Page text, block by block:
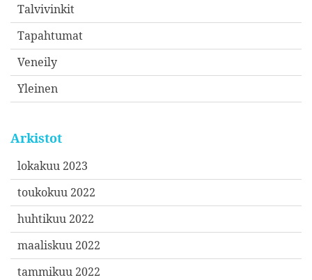
Talvivinkit
Tapahtumat
Veneily
Yleinen
Arkistot
lokakuu 2023
toukokuu 2022
huhtikuu 2022
maaliskuu 2022
tammikuu 2022